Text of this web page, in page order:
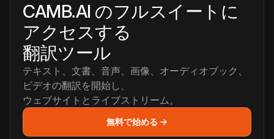
CAMB.AI のフルスイートに
アクセスする
翻訳ツール
テキスト、文書、音声、画像、オーディオブック、
ビデオの翻訳を開始し、
ウェブサイトとライブストリーム。
無料で始める →